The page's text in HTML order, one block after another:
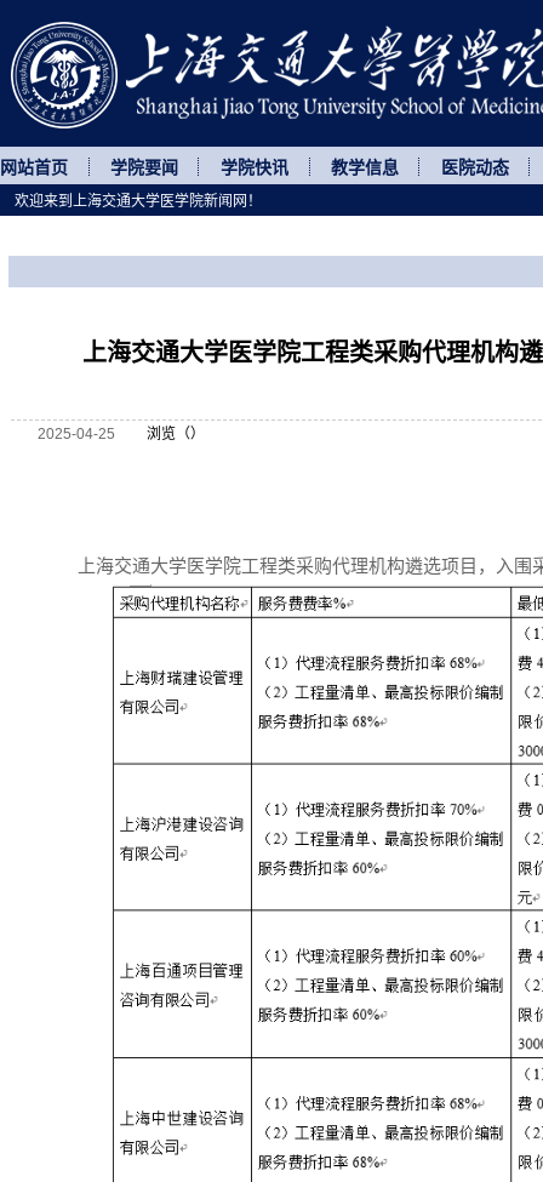
网站首页 学院要闻 学院快讯 教学信息 医院动态
上海交通大学医学院工程类采购代理机构
2025-04-25 浏览（）
上海交通大学医学院工程类采购代理机构遴选项目，入围
欢迎来到上海交通大学医学院新闻网！